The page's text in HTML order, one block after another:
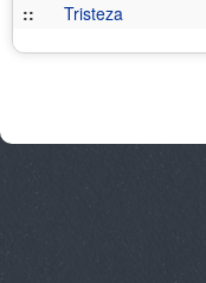
::
Tristeza